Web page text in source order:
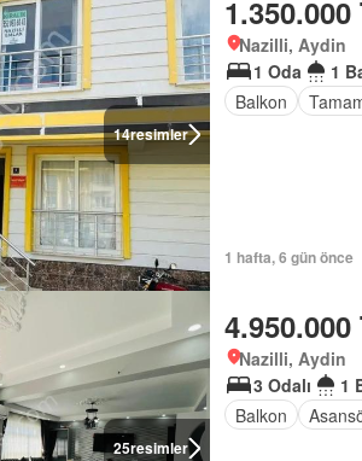
14resimler
1.350.000
Nazilli, Aydin
1 Oda
1
Balkon
1 hafta, 6 gün önce
25resimler
4.950.000
Nazilli, Aydin
3 Odalı
1
Balkon